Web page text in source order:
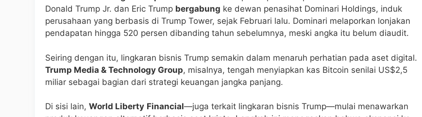
Donald Trump Jr. dan Eric Trump bergabung ke dewan penasihat Dominari Holdings, induk
perusahaan yang berbasis di Trump Tower, sejak Februari lalu. Dominari melaporkan lonjakan
pendapatan hingga 520 persen dibanding tahun sebelumnya, meski angka itu belum diaudit.
Seiring dengan itu, lingkaran bisnis Trump semakin dalam menaruh perhatian pada aset digital.
Trump Media & Technology Group, misalnya, tengah menyiapkan kas Bitcoin senilai US$2,5
miliar sebagai bagian dari strategi keuangan jangka panjang.
Di sisi lain, World Liberty Financial—juga terkait lingkaran bisnis Trump—mulai menawarkan